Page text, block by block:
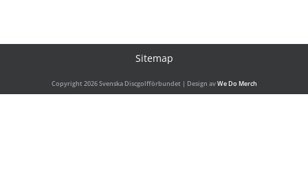
Copyright 2026 Svenska Discgolfförbundet | Design avWe Do Merch
Sitemap